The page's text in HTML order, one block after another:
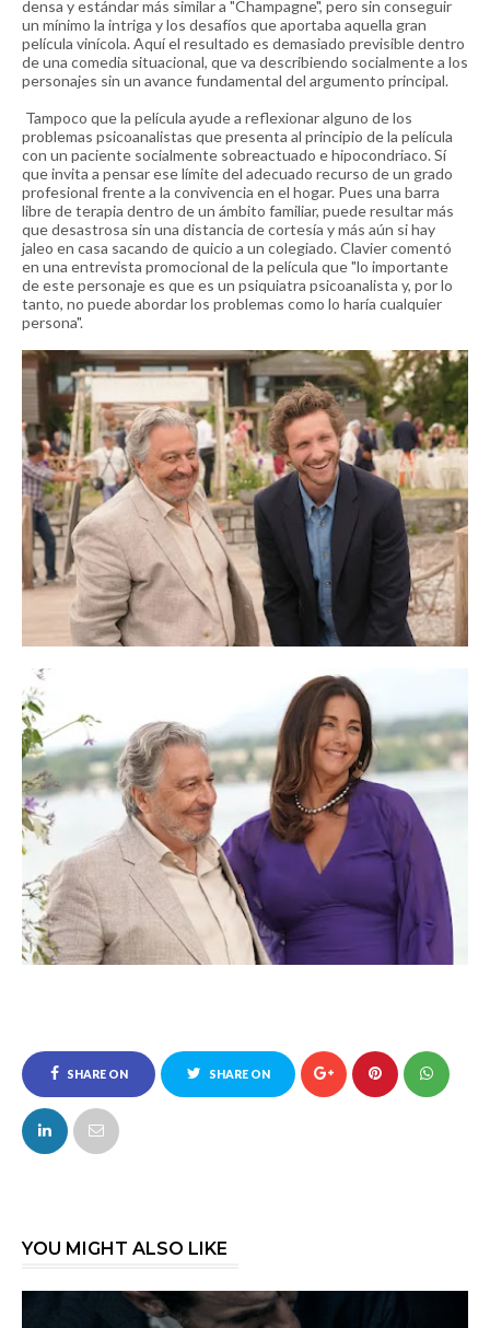
densa y estándar más similar a "Champagne", pero sin conseguir
un mínimo la intriga y los desafíos que aportaba aquella gran
película vinícola. Aquí el resultado es demasiado previsible dentro
de una comedia situacional, que va describiendo socialmente a los
personajes sin un avance fundamental del argumento principal.
Tampoco que la película ayude a reflexionar alguno de los
problemas psicoanalistas que presenta al principio de la película
con un paciente socialmente sobreactuado e hipocondriaco. Sí
que invita a pensar ese límite del adecuado recurso de un grado
profesional frente a la convivencia en el hogar. Pues una barra
libre de terapia dentro de un ámbito familiar, puede resultar más
que desastrosa sin una distancia de cortesía y más aún si hay
jaleo en casa sacando de quicio a un colegiado. Clavier comentó
en una entrevista promocional de la película que"lo importante
de este personaje es que es un psiquiatra psicoanalista y, por lo
tanto, no puede abordar los problemas como lo haría cualquier
persona".
SHARE ON
FACEBOOK
SHARE ON
YOU MIGHT ALSO LIKE